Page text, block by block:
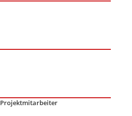
Projektmitarbeiter